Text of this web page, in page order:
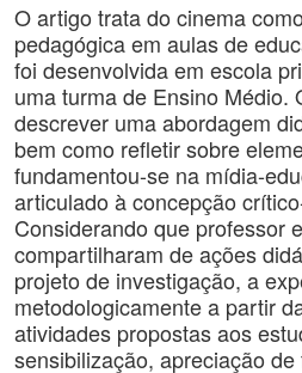
O artigo trata do cinema
pedagógica em aulas de
foi desenvolvida em escola
uma turma de Ensino Médio.
descrever uma abordagem
bem como refletir sobre
fundamentou-se na mídia-
articulado à concepção
Considerando que professor
compartilharam de ações
projeto de investigação, a
metodologicamente a partir
atividades propostas aos
sensibilização, apreciação